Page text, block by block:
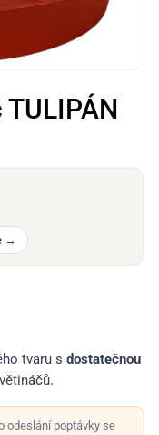
→
tvaru s dostatečnou
odeslání poptávky se